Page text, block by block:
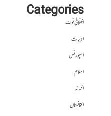
Categories
اختلافی نوٹ
ادبیات
اسپورٹس
اسلام
افسانہ
افغانستان